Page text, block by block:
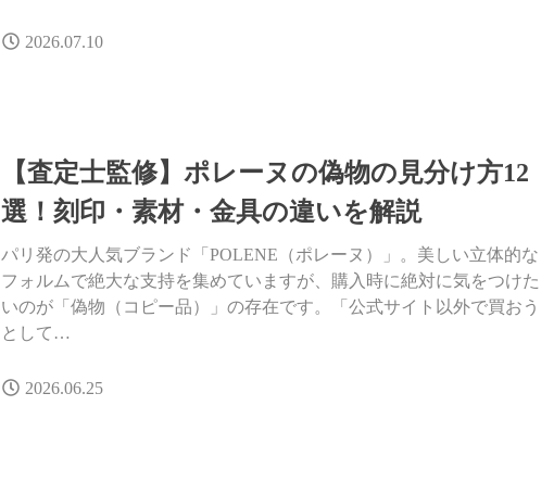
2026.07.10
【査定士監修】ポレーヌの偽物の見分け方12
選！刻印・素材・金具の違いを解説
パリ発の大人気ブランド「POLENE（ポレーヌ）」。美しい立体的な
フォルムで絶大な支持を集めていますが、購入時に絶対に気をつけた
いのが「偽物（コピー品）」の存在です。「公式サイト以外で買おう
として…
2026.06.25